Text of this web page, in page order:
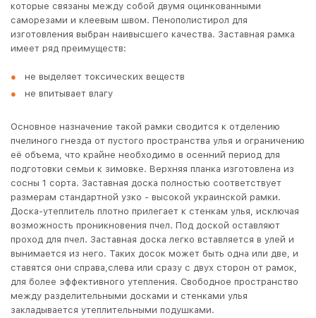
которые связаны между собой двумя оцинкованными
саморезами и клеевым швом. Пенополистирол для
изготовления выбран наивысшего качества. Заставная рамка
имеет ряд преимуществ:
не выделяет токсических веществ
не впитывает влагу
Основное назначение такой рамки сводится к отделению
пчелиного гнезда от пустого пространства улья и ограничению
её объема, что крайне необходимо в осенний период для
подготовки семьи к зимовке. Верхняя планка изготовлена из
сосны 1 сорта. Заставная доска полностью соответствует
размерам стандартной узко - высокой украинской рамки.
Доска-утеплитель плотно прилегает к стенкам улья, исключая
возможность проникновения пчел. Под доской оставляют
проход для пчел. Заставная доска легко вставляется в улей и
вынимается из него. Таких досок может быть одна или две, и
ставятся они справа,слева или сразу с двух сторон от рамок,
для более эффективного утепления. Свободное пространство
между разделительными досками и стенками улья
закладывается утеплительными подушками.